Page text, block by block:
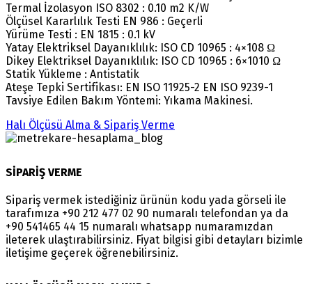
Termal İzolasyon ISO 8302 : 0.10 m2 K/W
Ölçüsel Kararlılık Testi EN 986 : Geçerli
Yürüme Testi : EN 1815 : 0.1 kV
Yatay Elektriksel Dayanıklılık: ISO CD 10965 : 4×108 Ω
Dikey Elektriksel Dayanıklılık: ISO CD 10965 : 6×1010 Ω
Statik Yükleme : Antistatik
Ateşe Tepki Sertifikası: EN ISO 11925-2 EN ISO 9239-1
Tavsiye Edilen Bakım Yöntemi: Yıkama Makinesi.
Halı Ölçüsü Alma & Sipariş Verme
SİPARİŞ VERME
Sipariş vermek istediğiniz ürünün kodu yada görseli ile
tarafımıza +90 212 477 02 90 numaralı telefondan ya da
+90 541465 44 15 numaralı whatsapp numaramızdan
ileterek ulaştırabilirsiniz. Fiyat bilgisi gibi detayları bizimle
iletişime geçerek öğrenebilirsiniz.